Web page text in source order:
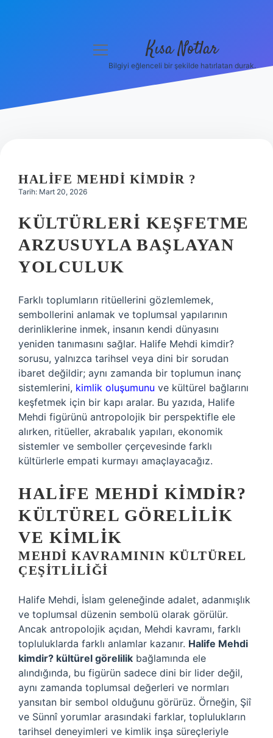
Hakkımızda
menüyü
Kısa Notlar
Bilgiyi eğlenceli bir şekilde hatırlatan durak.
HALIFE MEHDI KIMDIR ?
Tarih: Mart 20, 2026
KÜLTÜRLERI KEŞFETME
ARZUSUYLA BAŞLAYAN
YOLCULUK
Farklı toplumların ritüellerini gözlemlemek,
sembollerini anlamak ve toplumsal yapılarının
derinliklerine inmek, insanın kendi dünyasını
yeniden tanımasını sağlar. Halife Mehdi kimdir?
sorusu, yalnızca tarihsel veya dini bir sorudan
ibaret değildir; aynı zamanda bir toplumun inanç
sistemlerini, kimlik oluşumunu ve kültürel bağlarını
keşfetmek için bir kapı aralar. Bu yazıda, Halife
Mehdi figürünü antropolojik bir perspektifle ele
alırken, ritüeller, akrabalık yapıları, ekonomik
sistemler ve semboller çerçevesinde farklı
kültürlerle empati kurmayı amaçlayacağız.
HALIFE MEHDI KIMDIR?
KÜLTÜREL GÖRELILIK
VE KIMLIK
MEHDI KAVRAMININ KÜLTÜREL
ÇEŞITLILIĞI
Halife Mehdi, İslam geleneğinde adalet, adanmışlık
ve toplumsal düzenin sembolü olarak görülür.
Ancak antropolojik açıdan, Mehdi kavramı, farklı
topluluklarda farklı anlamlar kazanır. Halife Mehdi
kimdir? kültürel görelilik bağlamında ele
alındığında, bu figürün sadece dini bir lider değil,
aynı zamanda toplumsal değerleri ve normları
yansıtan bir sembol olduğunu görürüz. Örneğin, Şiî
ve Sünnî yorumlar arasındaki farklar, toplulukların
tarihsel deneyimleri ve kimlik inşa süreçleriyle